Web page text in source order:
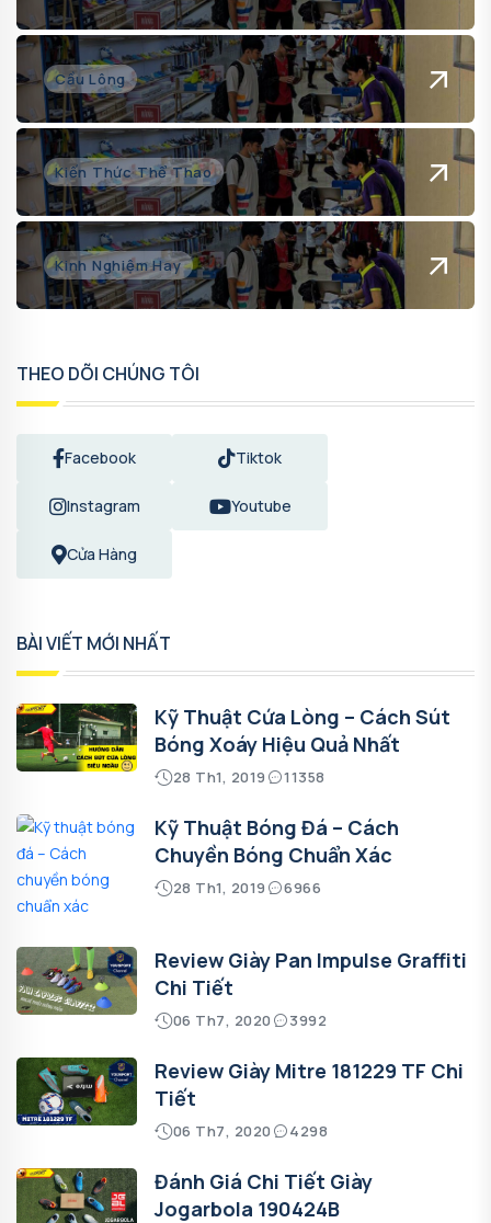
Cầu Lông
Kiến Thức Thể Thao
Kinh Nghiệm Hay
THEO DÕI CHÚNG TÔI
Facebook Tiktok
Instagram Youtube
Cửa Hàng
BÀI VIẾT MỚI NHẤT
Kỹ Thuật Cứa Lòng – Cách Sút
Bóng Xoáy Hiệu Quả Nhất
28 Th1, 2019 11358
Kỹ Thuật Bóng Đá – Cách
Chuyền Bóng Chuẩn Xác
28 Th1, 2019 6966
Review Giày Pan Impulse Graffiti
Chi Tiết
06 Th7, 2020 3992
Review Giày Mitre 181229 TF Chi
Tiết
06 Th7, 2020 4298
Đánh Giá Chi Tiết Giày
Jogarbola 190424B